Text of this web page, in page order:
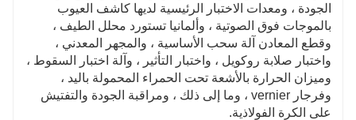
الجودة ، ومعدات الاختبار الرئيسية لديها كاشف العيوب
بالموجات فوق الصوتية ، وألمانيا تستورد محلل الطيف ،
وقطع المعادن آلة سحب الأساسية ، والمجهر المعدني ،
واختبار صلابة روكويل ، واختبار التأثير ، وآلة اختبار السقوط ،
وميزان الحرارة بالأشعة تحت الحمراء المحمولة باليد ،
وفرجار vernier ، وما إلى ذلك ، ومراقبة الجودة والتفتيش
على الكرة الفولاذية.